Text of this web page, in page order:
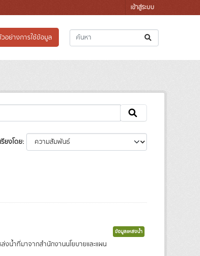
เข้าสู่ระบบ
อย่างการใช้ข้อมูล
เรียงโดย
ข้อมูลแหล่งน้ำ
น้ำที่มาจากสำนักงานนโยบายและแผน